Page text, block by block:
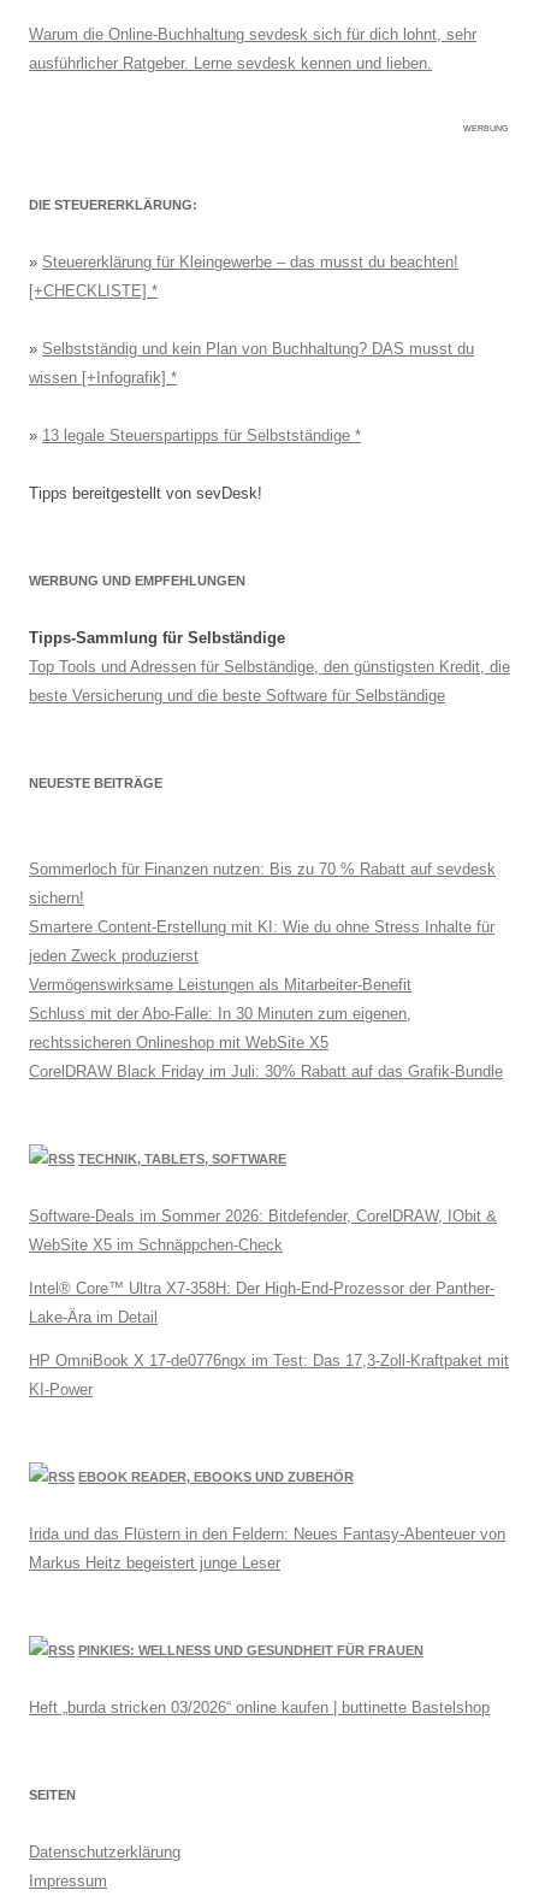
Warum die Online-Buchhaltung sevdesk sich für dich lohnt, sehr
ausführlicher Ratgeber. Lerne sevdesk kennen und lieben.
WERBUNG
DIE STEUERERKLÄRUNG:
» Steuererklärung für Kleingewerbe – das musst du beachten!
[+CHECKLISTE]
» Selbstständig und kein Plan von Buchhaltung? DAS musst du
wissen [+Infografik]
» 13 legale Steuerspartipps für Selbstständige
Tipps bereitgestellt von sevDesk!
WERBUNG UND EMPFEHLUNGEN
Tipps-Sammlung für Selbständige
Top Tools und Adressen für Selbständige, den günstigsten Kredit, die
beste Versicherung und die beste Software für Selbständige
NEUESTE BEITRÄGE
Sommerloch für Finanzen nutzen: Bis zu 70 % Rabatt auf sevdesk
sichern!
Smartere Content-Erstellung mit KI: Wie du ohne Stress Inhalte für
jeden Zweck produzierst
Vermögenswirksame Leistungen als Mitarbeiter-Benefit
Schluss mit der Abo-Falle: In 30 Minuten zum eigenen,
rechtssicheren Onlineshop mit WebSite X5
CorelDRAW Black Friday im Juli: 30% Rabatt auf das Grafik-Bundle
TECHNIK, TABLETS, SOFTWARE
Software-Deals im Sommer 2026: Bitdefender, CorelDRAW, IObit &
WebSite X5 im Schnäppchen-Check
Intel® Core™ Ultra X7-358H: Der High-End-Prozessor der Panther-
Lake-Ära im Detail
HP OmniBook X 17-de0776ngx im Test: Das 17,3-Zoll-Kraftpaket mit
KI-Power
EBOOK READER, EBOOKS UND ZUBEHÖR
Irida und das Flüstern in den Feldern: Neues Fantasy-Abenteuer von
Markus Heitz begeistert junge Leser
PINKIES: WELLNESS UND GESUNDHEIT FÜR FRAUEN
Heft „burda stricken 03/2026“ online kaufen | buttinette Bastelshop
SEITEN
Datenschutzerklärung
Impressum